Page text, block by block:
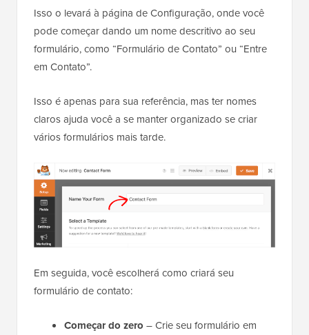
Isso o levará à página de Configuração, onde você
pode começar dando um nome descritivo ao seu
formulário, como “Formulário de Contato” ou “Entre
em Contato”.
Isso é apenas para sua referência, mas ter nomes
claros ajuda você a se manter organizado se criar
vários formulários mais tarde.
Em seguida, você escolherá como criará seu
formulário de contato:
Começar do zero – Crie seu formulário em